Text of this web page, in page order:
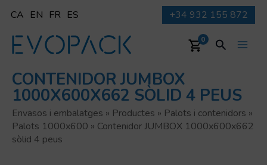
contingut
CA EN FR ES +34 932 155 872
0 Cerca
CONTENIDOR JUMBOX
1000X600X662 SÒLID 4 PEUS
Envasos i embalatges » Productes » Palots i contenidors »
Palots 1000x600 » Contenidor JUMBOX 1000x600x662
sòlid 4 peus